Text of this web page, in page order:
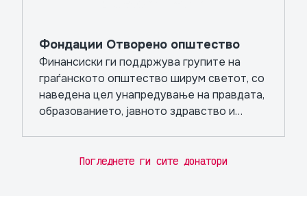
Фондации Отворено општество
Финансиски ги поддржува групите на
граѓанското општество ширум светот, со
наведена цел унапредување на правдата,
образованието, јавното здравство и
Погледнете ги сите донатори